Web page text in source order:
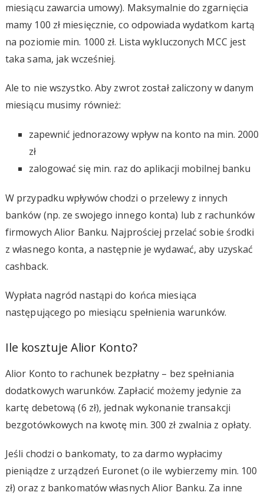
miesiącu zawarcia umowy). Maksymalnie do zgarnięcia
mamy 100 zł miesięcznie, co odpowiada wydatkom kartą
na poziomie min. 1000 zł. Lista wykluczonych MCC jest
taka sama, jak wcześniej.
Ale to nie wszystko. Aby zwrot został zaliczony w danym
miesiącu musimy również:
zapewnić jednorazowy wpływ na konto na min. 2000
zł
zalogować się min. raz do aplikacji mobilnej banku
W przypadku wpływów chodzi o przelewy z innych
banków (np. ze swojego innego konta) lub z rachunków
firmowych Alior Banku. Najprościej przelać sobie środki
z własnego konta, a następnie je wydawać, aby uzyskać
cashback.
Wypłata nagród nastąpi do końca miesiąca
następującego po miesiącu spełnienia warunków.
Ile kosztuje Alior Konto?
Alior Konto to rachunek bezpłatny – bez spełniania
dodatkowych warunków. Zapłacić możemy jedynie za
kartę debetową (6 zł), jednak wykonanie transakcji
bezgotówkowych na kwotę min. 300 zł zwalnia z opłaty.
Jeśli chodzi o bankomaty, to za darmo wypłacimy
pieniądze z urządzeń Euronet (o ile wybierzemy min. 100
zł) oraz z bankomatów własnych Alior Banku. Za inne